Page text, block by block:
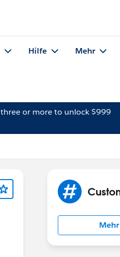
Hilfe Mehr
three or more to unlock $999